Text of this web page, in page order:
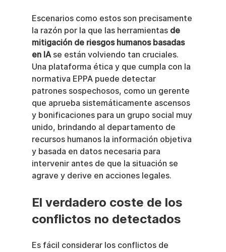
Escenarios como estos son precisamente
la razón por la que las herramientas de
mitigación de riesgos humanos basadas
en IA se están volviendo tan cruciales.
Una plataforma ética y que cumpla con la
normativa EPPA puede detectar
patrones sospechosos, como un gerente
que aprueba sistemáticamente ascensos
y bonificaciones para un grupo social muy
unido, brindando al departamento de
recursos humanos la información objetiva
y basada en datos necesaria para
intervenir antes de que la situación se
agrave y derive en acciones legales.
El verdadero coste de los
conflictos no detectados
Es fácil considerar los conflictos de